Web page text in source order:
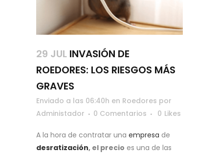
29 JUL INVASIÓN DE
ROEDORES: LOS RIESGOS MÁS
GRAVES
Enviado a las 06:40h en Roedores por
Administador
0 Comentarios 0 Likes
A la hora de contratar una empresa de
desratización, el precio es una de las